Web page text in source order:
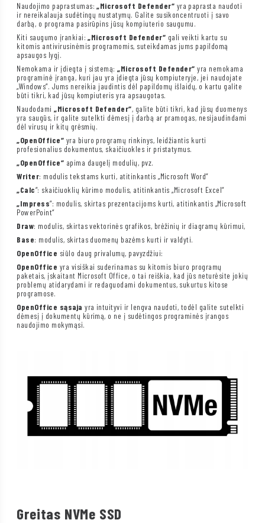
Naudojimo paprastumas:„Microsoft Defender“ yra paprasta naudoti
ir nereikalauja sudėtingų nustatymų. Galite susikoncentruoti į savo
darbą, o programa pasirūpins jūsų kompiuterio saugumu.
Kiti saugumo įrankiai:„Microsoft Defender“ gali veikti kartu su
kitomis antivirusinėmis programomis, suteikdamas jums papildomą
apsaugos lygį.
Nemokama ir įdiegta į sistemą:„Microsoft Defender“ yra nemokama
programinė įranga, kuri jau yra įdiegta jūsų kompiuteryje, jei naudojate
„Windows“. Jums nereikia jaudintis dėl papildomų išlaidų, o kartu galite
būti tikri, kad jūsų kompiuteris yra apsaugotas.
Naudodami„Microsoft Defender“, galite būti tikri, kad jūsų duomenys
yra saugūs, ir galite sutelkti dėmesį į darbą ar pramogas, nesijaudindami
dėl virusų ir kitų grėsmių.
„OpenOffice“ yra biuro programų rinkinys, leidžiantis kurti
profesionalius dokumentus, skaičiuokles ir pristatymus.
„OpenOffice“ apima daugelį modulių, pvz.
Writer: modulis tekstams kurti, atitinkantis „Microsoft Word“
„Calc“: skaičiuoklių kūrimo modulis, atitinkantis „Microsoft Excel“
„Impress“: modulis, skirtas prezentacijoms kurti, atitinkantis „Microsoft
PowerPoint“
Draw: modulis, skirtas vektorinės grafikos, brėžinių ir diagramų kūrimui,
Base: modulis, skirtas duomenų bazėms kurti ir valdyti.
OpenOffice siūlo daug privalumų, pavyzdžiui:
OpenOffice yra visiškai suderinamas su kitomis biuro programų
paketais, įskaitant Microsoft Office, o tai reiškia, kad jūs neturėsite jokių
problemų atidarydami ir redaguodami dokumentus, sukurtus kitose
programose.
OpenOffice sąsaja yra intuityvi ir lengva naudoti, todėl galite sutelkti
dėmesį į dokumentų kūrimą, o ne į sudėtingos programinės įrangos
naudojimo mokymąsi.
Greitas NVMe SSD